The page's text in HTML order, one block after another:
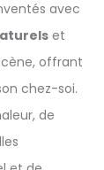
avec
et
offrant
chez-soi.
de